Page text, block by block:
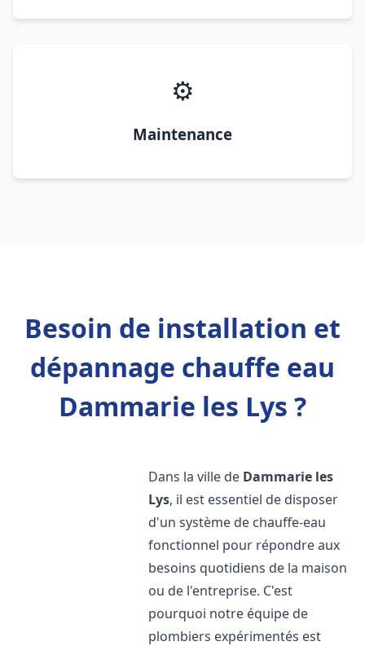
⚙️
Maintenance
Besoin de installation et
dépannage chauffe eau
Dammarie les Lys ?
Dans la ville de Dammarie les
Lys, il est essentiel de disposer
d'un système de chauffe-eau
fonctionnel pour répondre aux
besoins quotidiens de la maison
ou de l'entreprise. C'est
pourquoi notre équipe de
plombiers expérimentés est